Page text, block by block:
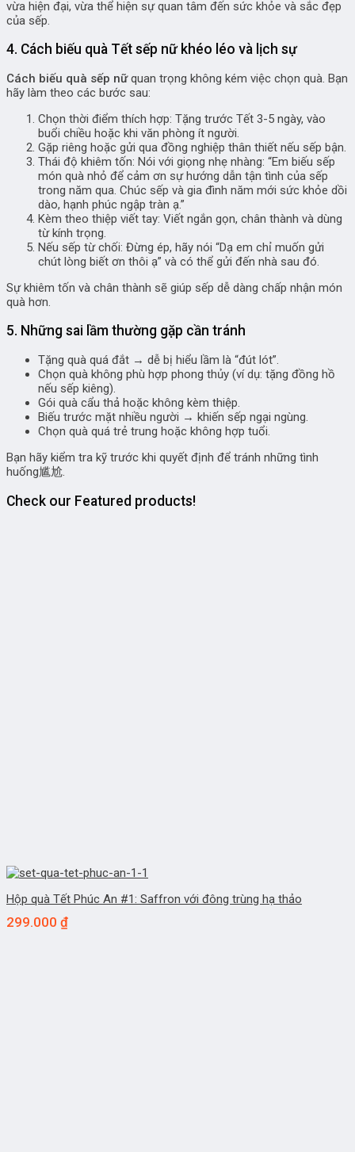
vừa hiện đại, vừa thể hiện sự quan tâm đến sức khỏe và sắc đẹp
của sếp.
4. Cách biếu quà Tết sếp nữ khéo léo và lịch sự
Cách biếu quà sếp nữquan trọng không kém việc chọn quà. Bạn
hãy làm theo các bước sau:
Chọn thời điểm thích hợp: Tặng trước Tết 3-5 ngày, vào
buổi chiều hoặc khi văn phòng ít người.
Gặp riêng hoặc gửi qua đồng nghiệp thân thiết nếu sếp bận.
Thái độ khiêm tốn: Nói với giọng nhẹ nhàng: “Em biếu sếp
món quà nhỏ để cảm ơn sự hướng dẫn tận tình của sếp
trong năm qua. Chúc sếp và gia đình năm mới sức khỏe dồi
dào, hạnh phúc ngập tràn ạ.”
Kèm theo thiệp viết tay: Viết ngắn gọn, chân thành và dùng
từ kính trọng.
Nếu sếp từ chối: Đừng ép, hãy nói “Dạ em chỉ muốn gửi
chút lòng biết ơn thôi ạ” và có thể gửi đến nhà sau đó.
Sự khiêm tốn và chân thành sẽ giúp sếp dễ dàng chấp nhận món
quà hơn.
5. Những sai lầm thường gặp cần tránh
Tặng quà quá đắt → dễ bị hiểu lầm là “đút lót”.
Chọn quà không phù hợp phong thủy (ví dụ: tặng đồng hồ
nếu sếp kiêng).
Gói quà cẩu thả hoặc không kèm thiệp.
Biếu trước mặt nhiều người → khiến sếp ngại ngùng.
Chọn quà quá trẻ trung hoặc không hợp tuổi.
Bạn hãy kiểm tra kỹ trước khi quyết định để tránh những tình
huống尴尬.
Check our Featured products!
Hộp quà Tết Phúc An #1: Saffron với đông trùng hạ thảo
299.000 ₫